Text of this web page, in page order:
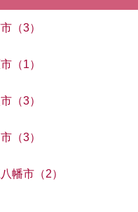
（3）
（1）
（3）
（3）
幡市（2）